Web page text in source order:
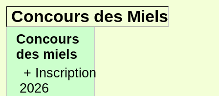
Concours des Miels
Concours
des miels
+ Inscription
2026